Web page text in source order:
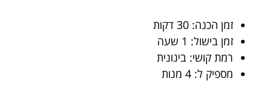
זמן הכנה: 30 דקות
זמן בישול: 1 שעה
רמת קושי: בינונית
מספיק ל: 4 מנות